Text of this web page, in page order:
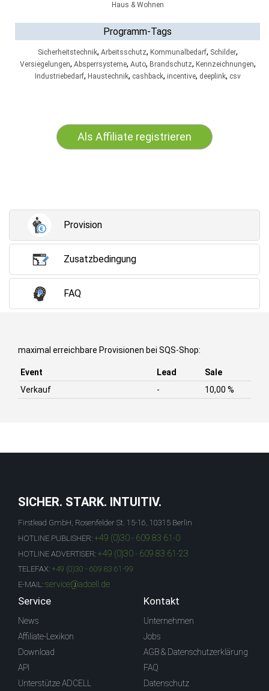
Haus & Wohnen
Programm-Tags
Sicherheitstechnik, Arbeitsschutz, Kommunalbedarf, Schilder,
Versiegelungen, Absperrsysteme, Auto, Brandschutz, Kennzeichnungen,
Industriebedarf, Haustechnik, cashback, incentive, deeplink, csv
Als Affiliate registrieren
Provision
Zusatzbedingung
FAQ
maximal erreichbare Provisionen bei SQS-Shop:
Event Lead
Sale
Verkauf
- 10,00 %
SICHER. STARK. INTUITIV.
Firstlead GmbH, Rosenfelder St. 15-16, 10315 Berlin
HOTLINE PUBLISHER: +49 (0)30 - 609 83 61-0
HOTLINE ADVERTISER: +49 (0)30 - 609 83 61-23
TELEFAX: +49 (0)30 - 609 83 61-99
E-MAIL: service@adcell.de
Service
News
Affiliate-Lexikon
Download
API
Unterstütze ADCELL
Kontakt
Unternehmen
Jobs
AGB & Datenschutzerklärung
FAQ
Datenschutz